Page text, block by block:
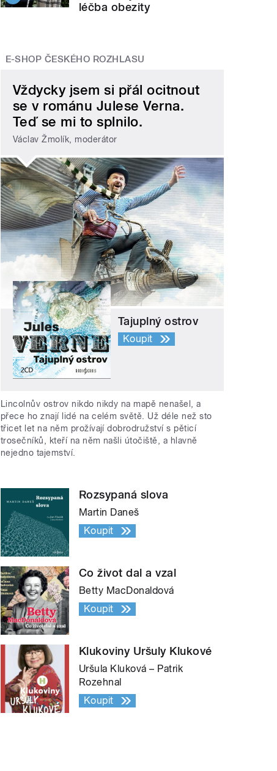
léčba obezity
E-SHOP ČESKÉHO ROZHLASU
Vždycky jsem si přál ocitnout
se v románu Julese Verna.
Teď se mi to splnilo.
Václav Žmolík, moderátor
Tajuplný ostrov
Koupit
Lincolnův ostrov nikdo nikdy na mapě nenašel, a
přece ho znají lidé na celém světě. Už déle než sto
třicet let na něm prožívají dobrodružství s pěticí
trosečníků, kteří na něm našli útočiště, a hlavně
nejedno tajemství.
Rozsypaná slova
Martin Daneš
Koupit
Co život dal a vzal
Betty MacDonaldová
Koupit
Klukoviny Uršuly Klukové
Uršula Kluková – Patrik
Rozehnal
Koupit